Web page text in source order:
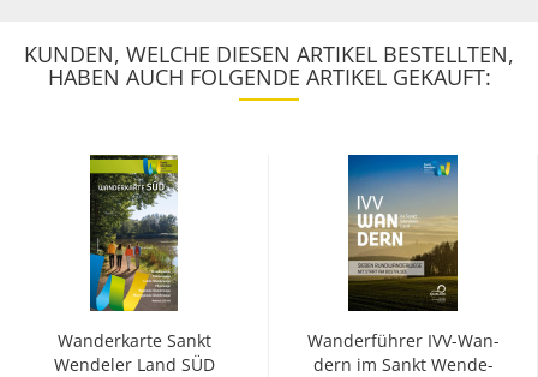
KUNDEN, WELCHE DIESEN ARTIKEL BESTELLTEN,
HABEN AUCH FOLGENDE ARTIKEL GEKAUFT:
Wan­der­kar­te Sankt
Wen­de­ler Land SÜD
Wan­der­füh­rer IVV-​Wan­
dern im Sankt Wen­de­